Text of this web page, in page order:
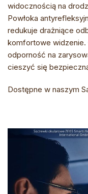
widocznością na
Powłoka
redukuje drażniące
komfortowe widzenie.
odporność na
cieszyć się
Dostępne w naszym